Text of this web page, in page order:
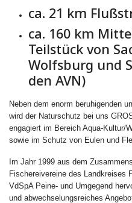
ca. 21 km
ca. 160 km
Teilstück von
Wolfsburg und
den AVN)
Neben dem enorm beruhigenden
wird der Naturschutz bei uns
engagiert im Bereich Aqua-Kultur/
sowie im Schutz von Eulen und
Im Jahr 1999 aus dem
Fischereivereine des Landkreises
VdSpA Peine- und Umgegend
und abwechselungsreiches